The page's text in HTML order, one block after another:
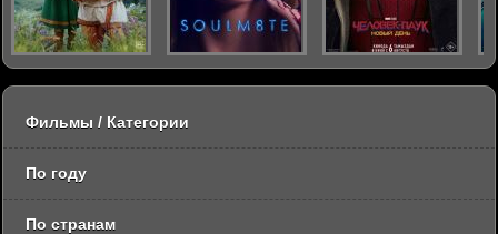
Фильмы / Категории
По году
По странам